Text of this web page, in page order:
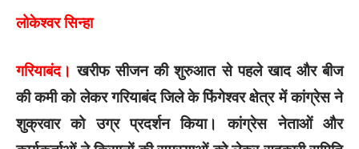
लोकेश्वर सिन्हा
गरियाबंद। खरीफ सीजन की शुरुआत से पहले खाद और बीज
की कमी को लेकर गरियाबंद जिले के फिंगेश्वर क्षेत्र में कांग्रेस ने
शुक्रवार को उग्र प्रदर्शन किया। कांग्रेस नेताओं और